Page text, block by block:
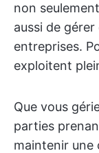
non
aussi de
entreprises.
exploitent
Que vous
parties
maintenir une